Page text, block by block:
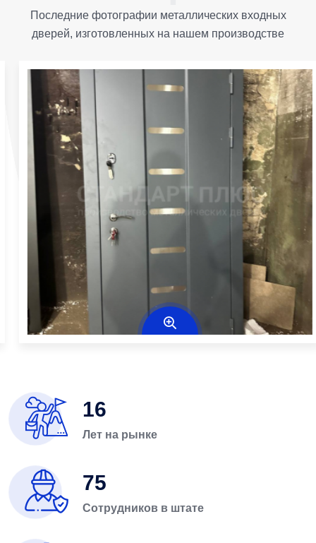
Последние фотографии металлических входных
дверей, изготовленных на нашем производстве
16
Лет на рынке
75
Сотрудников в штате